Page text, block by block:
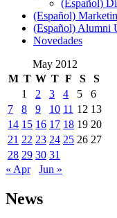
(Español)
(Español)
(Español) Alumni
Novedades
May 2012
M T W T F S
S
1
2 3 4 5
6
7
8 9 10 11 12 13
14 15 16 17 18 19 20
21 22 23 24 25 26 27
28 29 30 31
« Apr
Jun »
News